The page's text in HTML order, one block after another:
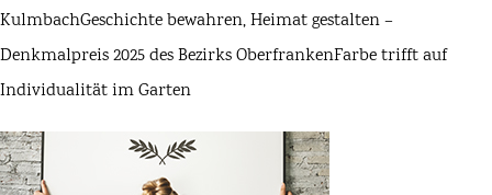
KulmbachGeschichte bewahren, Heimat gestalten –
Denkmalpreis 2025 des Bezirks OberfrankenFarbe trifft auf
Individualität im Garten